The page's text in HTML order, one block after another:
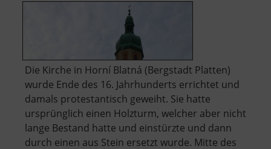
Die Kirche in Horní Blatná (Bergstadt Platten)
wurde Ende des 16. Jahrhunderts errichtet und
damals protestantisch geweiht. Sie hatte
ursprünglich einen Holzturm, welcher aber nicht
lange Bestand hatte und einstürzte und dann
durch einen aus Stein ersetzt wurde. Mitte des